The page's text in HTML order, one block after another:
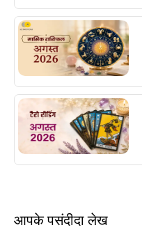
आपके पसंदीदा लेख